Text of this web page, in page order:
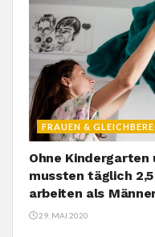
FRAUEN &
Ohne Kindergarten
mussten täglich
arbeiten als
29. MAI 2020